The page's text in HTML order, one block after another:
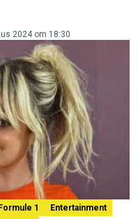
2024 om 18:30
Formule 1
Entertainment